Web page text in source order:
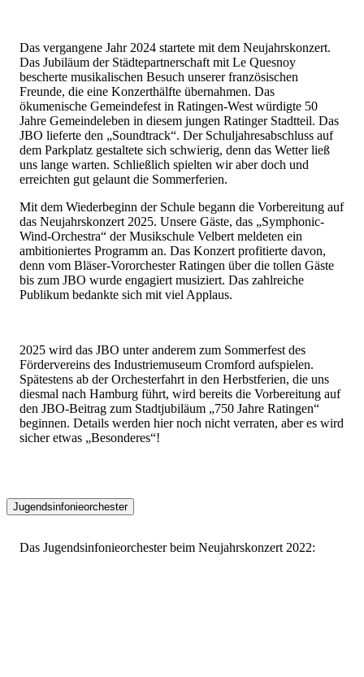
Das vergangene Jahr 2024 startete mit dem Neujahrskonzert.
Das Jubiläum der Städtepartnerschaft mit Le Quesnoy
bescherte musikalischen Besuch unserer französischen
Freunde, die eine Konzerthälfte übernahmen. Das
ökumenische Gemeindefest in Ratingen-West würdigte 50
Jahre Gemeindeleben in diesem jungen Ratinger Stadtteil. Das
JBO lieferte den „Soundtrack“. Der Schuljahresabschluss auf
dem Parkplatz gestaltete sich schwierig, denn das Wetter ließ
uns lange warten. Schließlich spielten wir aber doch und
erreichten gut gelaunt die Sommerferien.
Mit dem Wiederbeginn der Schule begann die Vorbereitung auf
das Neujahrskonzert 2025. Unsere Gäste, das „Symphonic-
Wind-Orchestra“ der Musikschule Velbert meldeten ein
ambitioniertes Programm an. Das Konzert profitierte davon,
denn vom Bläser-Vororchester Ratingen über die tollen Gäste
bis zum JBO wurde engagiert musiziert. Das zahlreiche
Publikum bedankte sich mit viel Applaus.
2025 wird das JBO unter anderem zum Sommerfest des
Fördervereins des Industriemuseum Cromford aufspielen.
Spätestens ab der Orchesterfahrt in den Herbstferien, die uns
diesmal nach Hamburg führt, wird bereits die Vorbereitung auf
den JBO-Beitrag zum Stadtjubiläum „750 Jahre Ratingen“
beginnen. Details werden hier noch nicht verraten, aber es wird
sicher etwas „Besonderes“!
Jugendsinfonieorchester
Das Jugendsinfonieorchester beim Neujahrskonzert 2022: